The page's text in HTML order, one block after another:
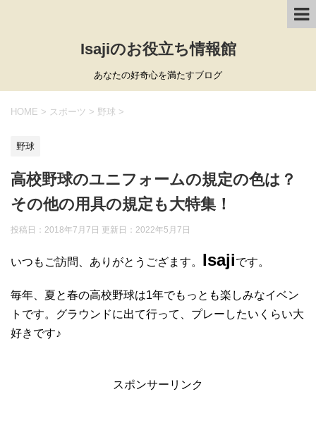
Isajiのお役立ち情報館
あなたの好奇心を満たすブログ
HOME > スポーツ > 野球 >
野球
高校野球のユニフォームの規定の色は？
その他の用具の規定も大特集！
投稿日：2018年7月7日 更新日： 2022年5月7日
いつもご訪問、ありがとうござます。 Isajiです。
毎年、夏と春の高校野球は1年でもっとも楽しみなイベン
トです。グラウンドに出て行って、プレーしたいくらい大
好きです♪
スポンサーリンク